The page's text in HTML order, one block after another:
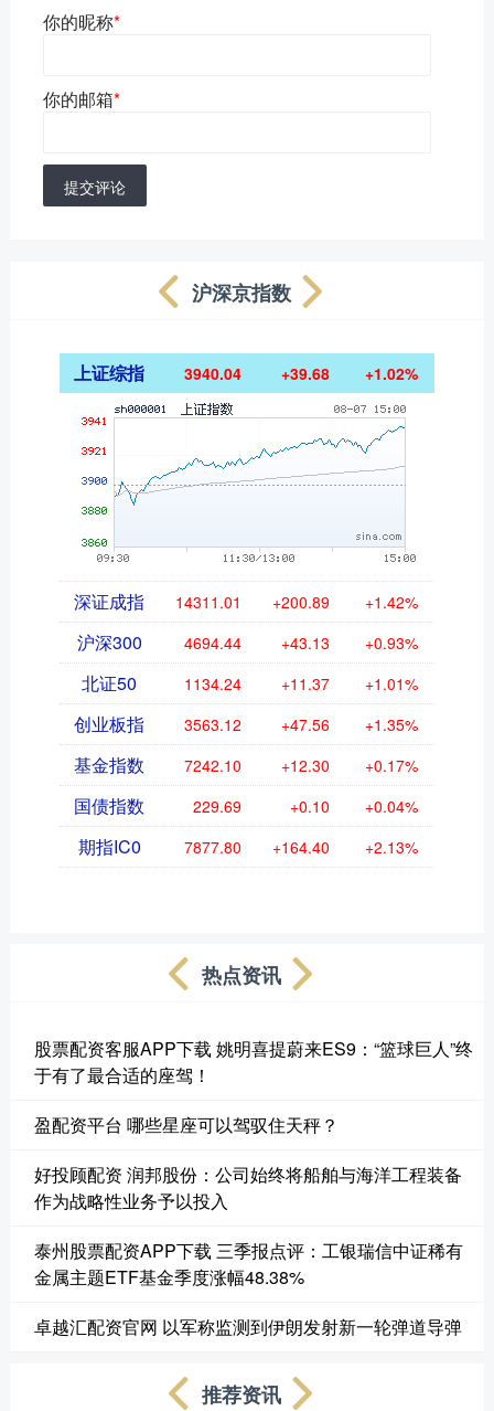
你的昵称*
你的邮箱*
提交评论
沪深京指数
上证综指 3940.04 +39.68 +1.02%
深证成指 14311.01 +200.89 +1.42%
沪深300 4694.44 +43.13 +0.93%
北证50 1134.24 +11.37 +1.01%
创业板指 3563.12 +47.56 +1.35%
基金指数 7242.10 +12.30 +0.17%
国债指数 229.69 +0.10 +0.04%
期指IC0 7877.80 +164.40 +2.13%
热点资讯
股票配资客服APP下载 姚明喜提蔚来ES9：“篮球巨人”终
于有了最合适的座驾！
盈配资平台 哪些星座可以驾驭住天秤？
好投顾配资 润邦股份：公司始终将船舶与海洋工程装备
作为战略性业务予以投入
泰州股票配资APP下载 三季报点评：工银瑞信中证稀有
金属主题ETF基金季度涨幅48.38%
卓越汇配资官网 以军称监测到伊朗发射新一轮弹道导弹
推荐资讯